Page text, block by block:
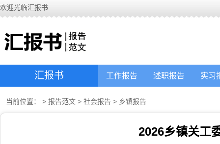
欢迎光临汇报书
汇报书 工作报告 述职报告 实习
当前位置： > 报告范文 > 社会报告 > 乡镇报告
2026乡镇关工